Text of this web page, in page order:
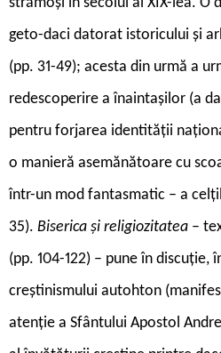
geto-daci datorat istoricului și
(pp. 31-49); acesta din urmă a
redescoperire a înaintașilor (a
pentru forjarea identității
o manieră asemănătoare cu
într-un mod fantasmatic – a
35). Biserica și religiozitatea –
(pp. 104-122) – pune în
creștinismului autohton
atenție a Sfântului Apostol